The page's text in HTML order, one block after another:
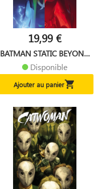
19,99 €
BATMAN STATIC BEYOND
Disponible
Ajouter au panier